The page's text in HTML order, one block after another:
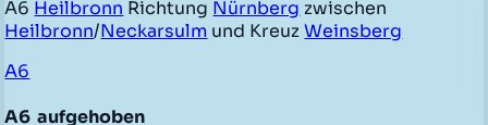
A6 Heilbronn Richtung Nürnberg zwischen
Heilbronn/Neckarsulm und KreuzWeinsberg
A6
A6 aufgehoben